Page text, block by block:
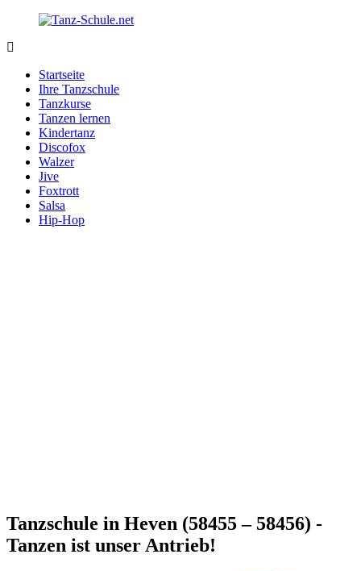
Zurück
Inhalt
Schule.net
Tanzschule
Internet
Startseite
Ihre Tanzschule
Tanzkurse
Tanzen lernen
Kindertanz
Discofox
Walzer
Jive
Foxtrott
Salsa
Hip-Hop
Tanzschule in Heven (58455 – 58456) -
Tanzen ist unser Antrieb!